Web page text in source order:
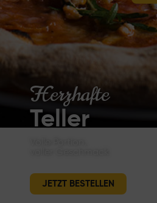
Herzhafte
Teller
JETZT BESTELLEN